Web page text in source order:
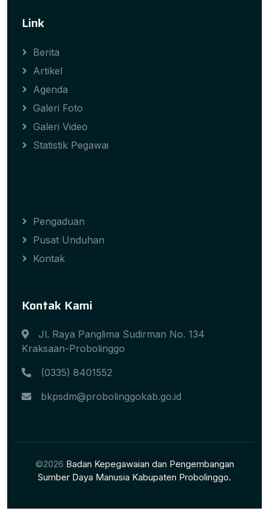
Link
Berita
Artikel
Agenda
Galeri Foto
Galeri Video
Statistik Pegawai
Pengaduan
Pusat Unduhan
Kontak
Kontak Kami
Jl. Raya Panglima Sudirman No. 134
Kraksaan-Probolinggo
(0335) 8401552
bkpsdm@probolinggokab.go.id
©2026 Badan Kepegawaian dan Pengembangan
Sumber Daya Manusia Kabupaten Probolinggo.